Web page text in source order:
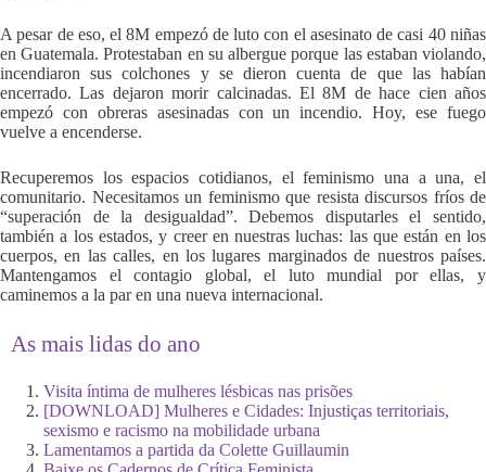
A pesar de eso, el 8M empezó de luto con el asesinato de casi 40 niñas
en Guatemala. Protestaban en su albergue porque las estaban violando,
incendiaron sus colchones y se dieron cuenta de que las habían
encerrado. Las dejaron morir calcinadas. El 8M de hace cien años
empezó con obreras asesinadas con un incendio. Hoy, ese fuego
vuelve a encenderse.
Recuperemos los espacios cotidianos, el feminismo una a una, el
comunitario. Necesitamos un feminismo que resista discursos fríos de
“superación de la desigualdad”. Debemos disputarles el sentido,
también a los estados, y creer en nuestras luchas: las que están en los
cuerpos, en las calles, en los lugares marginados de nuestros países.
Mantengamos el contagio global, el luto mundial por ellas, y
caminemos a la par en una nueva internacional.
As mais lidas do ano
Visita íntima de mulheres lésbicas nas prisões
[DOWNLOAD] Mulheres e Cidades: Injustiças territoriais,
sexismo e racismo na mobilidade urbana
Lamentamos a partida da Colette Guillaumin